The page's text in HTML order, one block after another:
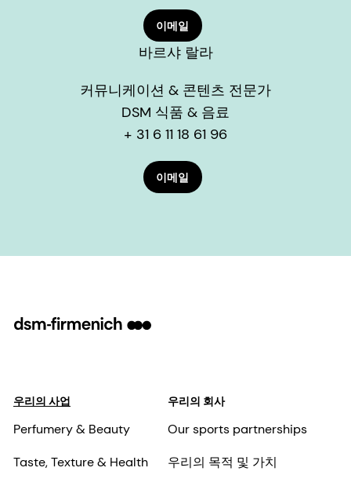
이메일
바르샤 랄라
커뮤니케이션 & 콘텐츠 전문가
DSM 식품 & 음료
+ 31 6 11 18 61 96
이메일
우리의 사업
Perfumery & Beauty
Taste, Texture & Health
우리의 회사
Our sports partnerships
우리의 목적 및 가치